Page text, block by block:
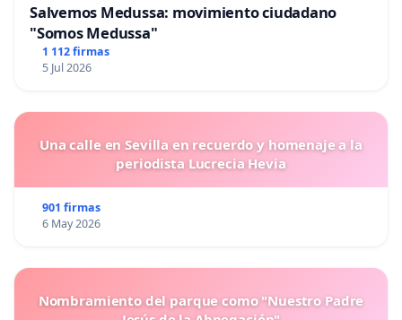
Salvemos Medussa: movimiento ciudadano
"Somos Medussa"
1 112 firmas
5 Jul 2026
Una calle en Sevilla en recuerdo y homenaje a la
periodista Lucrecia Hevia
901 firmas
6 May 2026
Nombramiento del parque como "Nuestro Padre